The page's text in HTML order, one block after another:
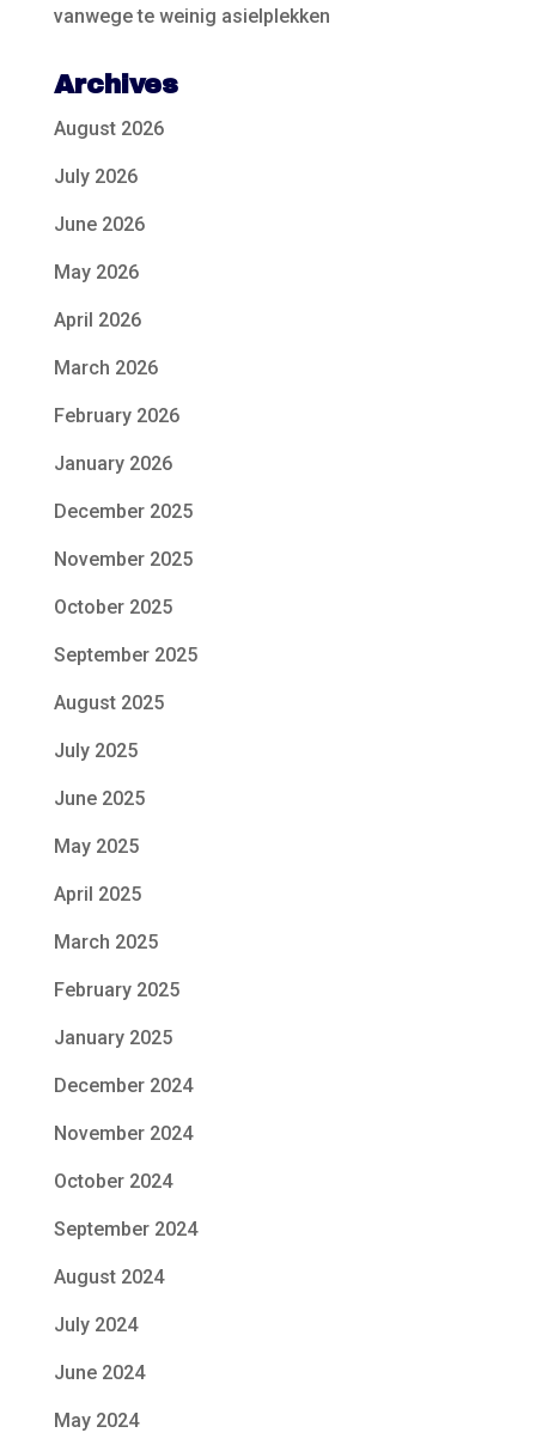
vanwege te weinig asielplekken
Archives
August 2026
July 2026
June 2026
May 2026
April 2026
March 2026
February 2026
January 2026
December 2025
November 2025
October 2025
September 2025
August 2025
July 2025
June 2025
May 2025
April 2025
March 2025
February 2025
January 2025
December 2024
November 2024
October 2024
September 2024
August 2024
July 2024
June 2024
May 2024